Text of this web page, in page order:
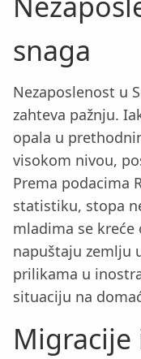
snaga
Nezaposlenost u
zahteva pažnju.
opala u
visokom nivou,
Prema podacima
statistiku, stopa
mladima se
napuštaju zemlju
prilikama u
situaciju na